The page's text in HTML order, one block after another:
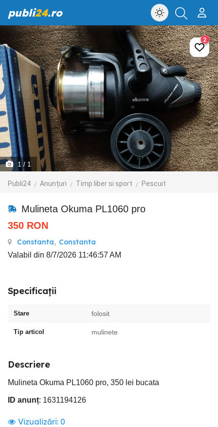
publi24.ro
1/ 1
Publi24 Anunțuri Timp liber si sport Pescuit
2
Mulineta Okuma PL1060 pro
350 RON
Constanta, Constanta
Valabil din 8/7/2026 11:46:57 AM
Specificații
Stare folosit
Tip articol mulinete
Descriere
Mulineta Okuma PL1060 pro, 350 lei bucata
ID anunț: 1631194126
Vizualizări: 0